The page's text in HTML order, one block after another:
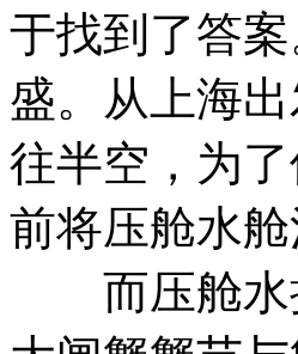
于找到了答
盛。从上海
往半空，为
前将压舱水舱
而压舱水